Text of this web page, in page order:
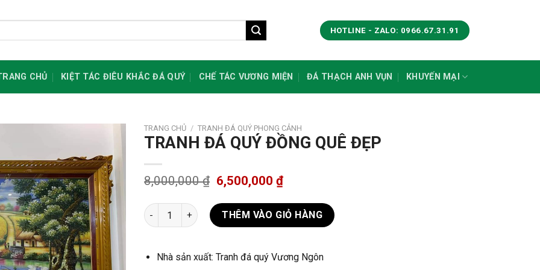
HOTLINE - ZALO: 0966.67.31.91
CHỦ KIỆT TÁC ĐIÊU KHẮC ĐÁ QUÝ CHẾ TÁC VƯƠNG MIỆN ĐÁ THẠCH ANH VỤN KHUYẾN MẠI
TRANG CHỦ / TRANH ĐÁ QUÝ PHONG CẢNH
TRANH ĐÁ QUÝ ĐỒNG QUÊ ĐẸP
8,000,000₫ 6,500,000₫
TRANH ĐÁ QUÝ ĐỒNG QUÊ ĐẸP số lượng
THÊM VÀO GIỎ HÀNG
Nhà sản xuất: Tranh đá quý Vương Ngôn